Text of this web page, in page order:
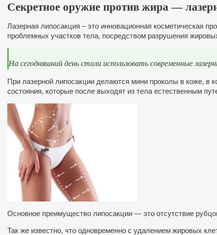
Секретное оружие против жира —
Лазерная липосакция – это инновационная косметическая
проблемных участков тела, посредством разрушения
На сегодняшний день стали использовать современные
При лазерной липосакции делаются мини проколы в коже, в
состояния, которые после выходят из тела естественным
Основное преимущество липосакции — это отсутствие
Так же известно, что одновременно с удалением жировых